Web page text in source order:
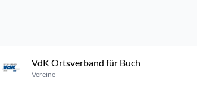
VdK Ortsverband für Buch
Vereine